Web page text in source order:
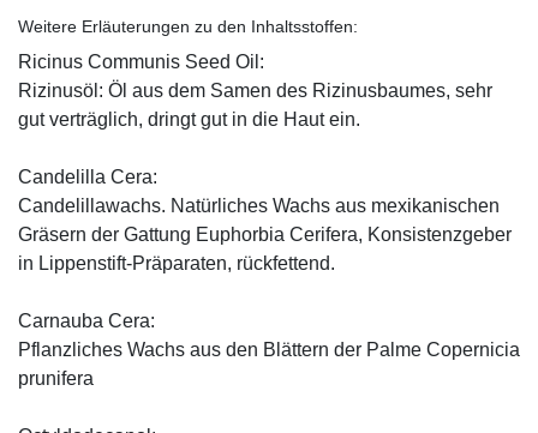
Weitere Erläuterungen zu den Inhaltsstoffen:
Ricinus Communis Seed Oil:
Rizinusöl: Öl aus dem Samen des Rizinusbaumes, sehr
gut verträglich, dringt gut in die Haut ein.
Candelilla Cera:
Candelillawachs. Natürliches Wachs aus mexikanischen
Gräsern der Gattung Euphorbia Cerifera, Konsistenzgeber
in Lippenstift-Präparaten, rückfettend.
Carnauba Cera:
Pflanzliches Wachs aus den Blättern der Palme Copernicia
prunifera